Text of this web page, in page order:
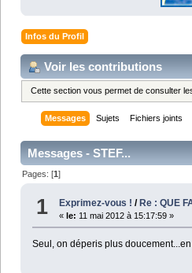
Infos du Profil
Voir les contributions
Cette section vous permet de consulter
Messages Sujets Fichiers joints
Messages - STEF...
Pages: [1]
1 Exprimez-vous ! / Re : QUE
«le: 11 mai 2012 à 15:17:59 »
Seul, on déperis plus